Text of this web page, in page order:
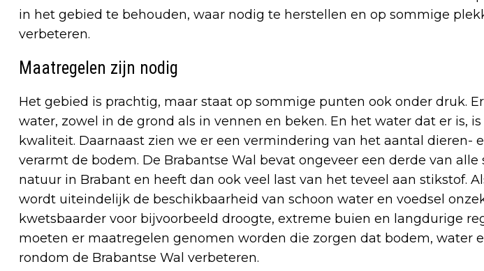
in het gebied te behouden, waar nodig te herstellen en op sommige
verbeteren.
Maatregelen zijn nodig
Het gebied is prachtig, maar staat op sommige punten ook onder druk.
water, zowel in de grond als in vennen en beken. En het water dat er is,
kwaliteit. Daarnaast zien we er een vermindering van het aantal dieren-
verarmt de bodem. De Brabantse Wal bevat ongeveer een derde van
natuur in Brabant en heeft dan ook veel last van het teveel aan stikstof.
wordt uiteindelijk de beschikbaarheid van schoon water en voedsel
kwetsbaarder voor bijvoorbeeld droogte, extreme buien en langdurige
moeten er maatregelen genomen worden die zorgen dat bodem, water
rondom de Brabantse Wal verbeteren.